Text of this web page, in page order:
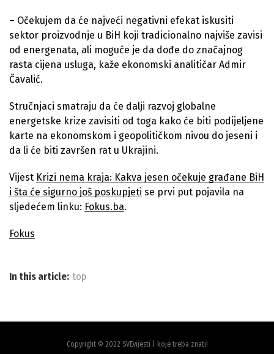
– Očekujem da će najveći negativni efekat iskusiti
sektor proizvodnje u BiH koji tradicionalno najviše zavisi
od energenata, ali moguće je da dođe do značajnog
rasta cijena usluga, kaže ekonomski analitičar Admir
Čavalić.
Stručnjaci smatraju da će dalji razvoj globalne
energetske krize zavisiti od toga kako će biti podijeljene
karte na ekonomskom i geopolitičkom nivou do jeseni i
da li će biti završen rat u Ukrajini.
Vijest Krizi nema kraja: Kakva jesen očekuje građane BiH
i šta će sigurno još poskupjeti se prvi put pojavila na
sljedećem linku: Fokus.ba.
Fokus
In this article: top
Copyright © 2022 SVEvijesti | koje treba znati!